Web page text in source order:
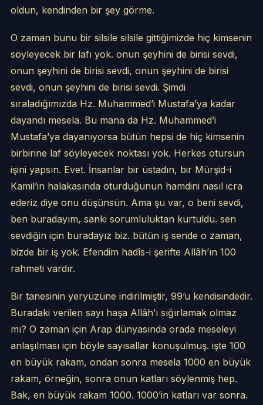
oldun, kendinden bir şey görme.
O zaman bunu bir silsile silsile gittiğimizde hiç kimsenin
söyleyecek bir lafı yok. onun şeyhini de birisi sevdi,
onun şeyhini de birisi sevdi, onun şeyhini de birisi
sevdi, onun şeyhini de birisi sevdi. Şimdi
sıraladığımızda Hz. Muhammed’i Mustafa’ya kadar
dayandı mesela. Bu mana da Hz. Muhammed’i
Mustafa’ya dayanıyorsa bütün hepsi de hiç kimsenin
birbirine laf söyleyecek noktası yok. Herkes otursun
işini yapsın. Evet. İnsanlar bir üstadın, bir Mürşid-i
Kamil’in halakasında oturduğunun hamdini nasıl icra
ederiz diye onu düşünsün. Ama şu var, o beni sevdi,
ben buradayım, sanki sorumluluktan kurtuldu. sen
sevdiğin için buradayız biz. bütün iş sende o zaman,
bizde bir iş yok. Efendim hadîs-i şerifte Allâh’ın 100
rahmeti vardır.
Bir tanesinin yeryüzüne indirilmiştir, 99’u kendisindedir.
Buradaki verilen sayı haşa Allâh’ı sığırlamak olmaz
mı? O zaman için Arap dünyasında orada meseleyi
anlaşılması için böyle sayısallar konuşulmuş. işte 100
en büyük rakam, ondan sonra mesela 1000 en büyük
rakam, örneğin, sonra onun katları söylenmiş hep.
Bak, en büyük rakam 1000. 1000’in katları var sonra.